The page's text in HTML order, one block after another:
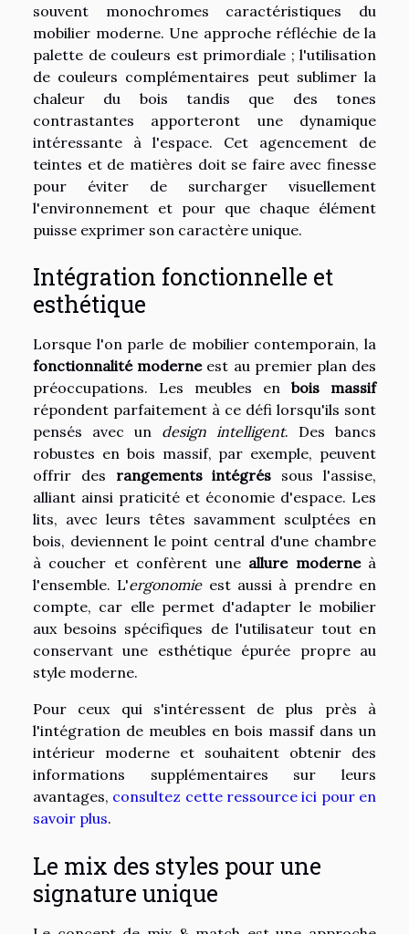
souvent monochromes caractéristiques du
mobilier moderne. Une approche réfléchie de la
palette de couleurs est primordiale ; l'utilisation
de couleurs complémentaires peut sublimer la
chaleur du bois tandis que des tones
contrastantes apporteront une dynamique
intéressante à l'espace. Cet agencement de
teintes et de matières doit se faire avec finesse
pour éviter de surcharger visuellement
l'environnement et pour que chaque élément
puisse exprimer son caractère unique.
Intégration fonctionnelle et
esthétique
Lorsque l'on parle de mobilier contemporain, la
fonctionnalité moderneest au premier plan des
préoccupations. Les meubles en bois massif
répondent parfaitement à ce défi lorsqu'ils sont
pensés avec un design intelligent. Des bancs
robustes en bois massif, par exemple, peuvent
offrir des rangements intégrés sous l'assise,
alliant ainsi praticité et économie d'espace. Les
lits, avec leurs têtes savamment sculptées en
bois, deviennent le point central d'une chambre
à coucher et confèrent une allure moderneà
l'ensemble. L'ergonomieest aussi à prendre en
compte, car elle permet d'adapter le mobilier
aux besoins spécifiques de l'utilisateur tout en
conservant une esthétique épurée propre au
style moderne.
Pour ceux qui s'intéressent de plus près à
l'intégration de meubles en bois massif dans un
intérieur moderne et souhaitent obtenir des
informations supplémentaires sur leurs
avantages, consultez cette ressource ici pour en
savoir plus.
Le mix des styles pour une
signature unique